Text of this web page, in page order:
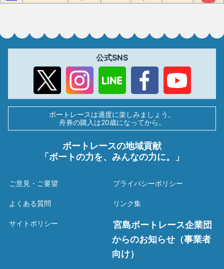
公式SNS
ボートレースは適度に楽しみましょう。
舟券の購入は20歳になってから。
ボートレースの地域貢献
「ボートの力を、みんなの力に。」
ご意見・ご要望
よくある質問
サイトポリシー
プライバシーポリシー
リンク集
宮島ボートレース企業団
からのお知らせ（事業者
向け）